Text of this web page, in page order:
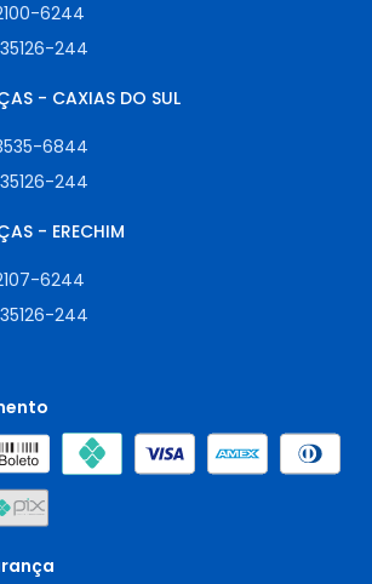
6244
244
- CAXIAS DO SUL
6844
244
- ERECHIM
6244
244